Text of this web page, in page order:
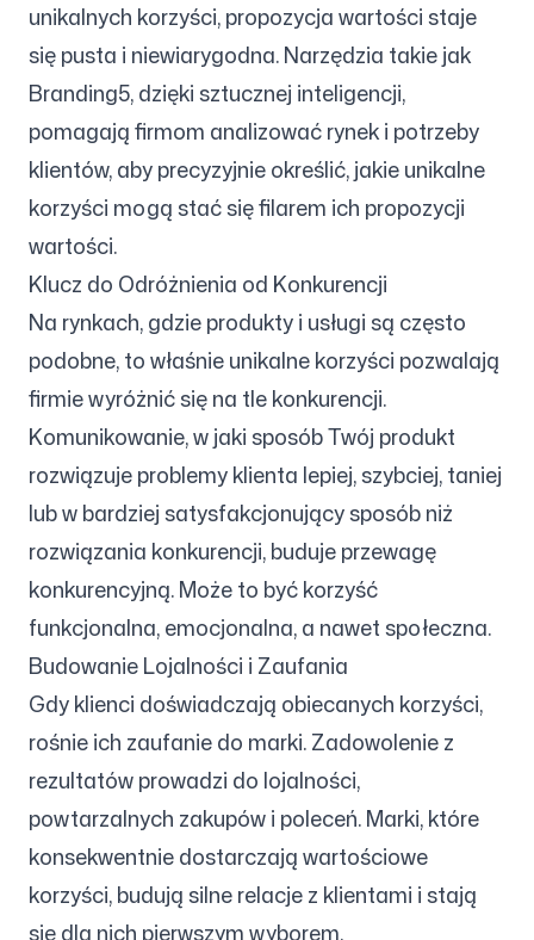
unikalnych korzyści, propozycja wartości staje
się pusta i niewiarygodna. Narzędzia takie jak
Branding5, dzięki sztucznej inteligencji,
pomagają firmom analizować rynek i potrzeby
klientów, aby precyzyjnie określić, jakie unikalne
korzyści mogą stać się filarem ich propozycji
wartości.
Klucz do Odróżnienia od Konkurencji
Na rynkach, gdzie produkty i usługi są często
podobne, to właśnie unikalne korzyści pozwalają
firmie wyróżnić się na tle konkurencji.
Komunikowanie, w jaki sposób Twój produkt
rozwiązuje problemy klienta lepiej, szybciej, taniej
lub w bardziej satysfakcjonujący sposób niż
rozwiązania konkurencji, buduje przewagę
konkurencyjną. Może to być korzyść
funkcjonalna, emocjonalna, a nawet społeczna.
Budowanie Lojalności i Zaufania
Gdy klienci doświadczają obiecanych korzyści,
rośnie ich zaufanie do marki. Zadowolenie z
rezultatów prowadzi do lojalności,
powtarzalnych zakupów i poleceń. Marki, które
konsekwentnie dostarczają wartościowe
korzyści, budują silne relacje z klientami i stają
się dla nich pierwszym wyborem.